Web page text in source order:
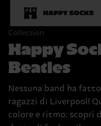
Collection
Happy
Beatles
Nessuna band ha
ragazzi di Liverpool!
colore e ritmo: scopri